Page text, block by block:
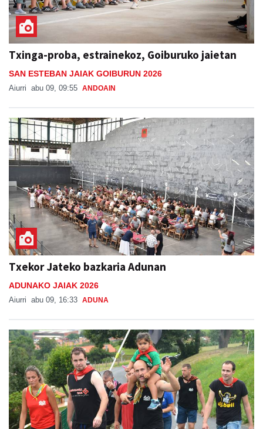
Txinga-proba, estrainekoz, Goiburuko jaietan
SAN ESTEBAN JAIAK GOIBURUN 2026
Aiurri abu 09, 09:55 ANDOAIN
Txekor Jateko bazkaria Adunan
ADUNAKO JAIAK 2026
Aiurri abu 09, 16:33 ADUNA